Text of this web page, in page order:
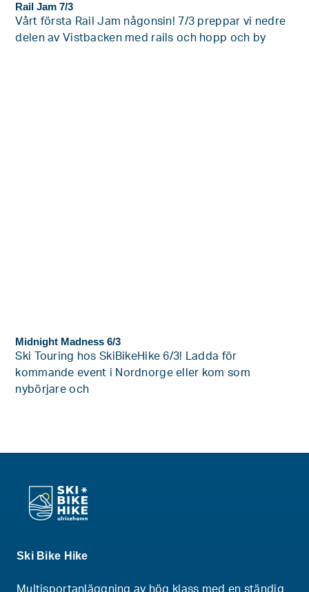
Rail Jam 7/3
Vårt första Rail Jam någonsin! 7/3 preppar vi nedre
delen av Vistbacken med rails och hopp och by
Midnight Madness 6/3
Ski Touring hos SkiBikeHike 6/3! Ladda för
kommande event i Nordnorge eller kom som
nybörjare och
Ski Bike Hike
Multisportanläggning av hög klass med en ständig